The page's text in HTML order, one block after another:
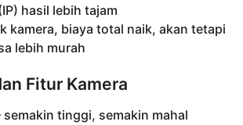
hasil lebih tajam
kamera, biaya total naik, akan tetapi
lebih murah
Fitur Kamera
semakin tinggi, semakin mahal